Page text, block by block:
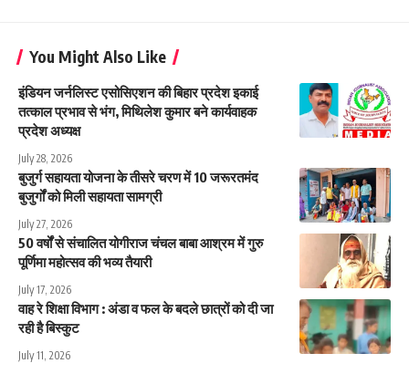
You Might Also Like
इंडियन जर्नलिस्ट एसोसिएशन की बिहार प्रदेश इकाई
तत्काल प्रभाव से भंग, मिथिलेश कुमार बने कार्यवाहक
प्रदेश अध्यक्ष
July 28, 2026
बुजुर्ग सहायता योजना के तीसरे चरण में 10 जरूरतमंद
बुजुर्गों को मिली सहायता सामग्री
July 27, 2026
50 वर्षों से संचालित योगीराज चंचल बाबा आश्रम में गुरु
पूर्णिमा महोत्सव की भव्य तैयारी
July 17, 2026
वाह रे शिक्षा विभाग : अंडा व फल के बदले छात्रों को दी जा
रही है बिस्कुट
July 11, 2026